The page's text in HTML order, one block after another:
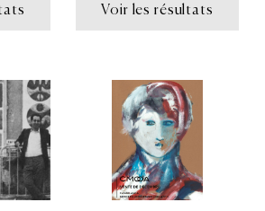
Voir les résultats